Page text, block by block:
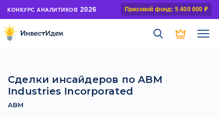
КОНКУРС АНАЛИТИКОВ 2026 Призовой фонд: 5 400 000 ₽
Сделки инсайдеров по ABM
Industries Incorporated
ABM